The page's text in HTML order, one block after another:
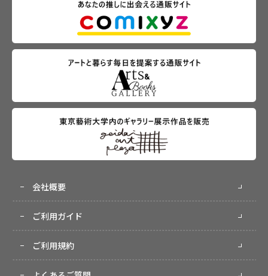
会社概要
ご利用ガイド
ご利用規約